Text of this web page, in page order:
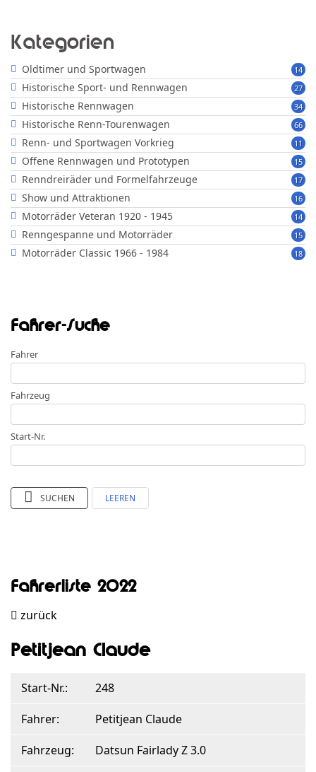
Kategorien
14
Oldtimer und Sportwagen
27
Historische Sport- und Rennwagen
34
Historische Rennwagen
66
Historische Renn-Tourenwagen
11
Renn- und Sportwagen Vorkrieg
15
Offene Rennwagen und Prototypen
17
Renndreiräder und Formelfahrzeuge
16
Show und Attraktionen
14
Motorräder Veteran 1920 - 1945
15
Renngespanne und Motorräder
18
Motorräder Classic 1966 - 1984
Fahrer-Suche
Fahrer
Fahrzeug
Start-Nr.
SUCHEN LEEREN
Fahrerliste 2022
zurück
Petitjean Claude
Start-Nr.:
248
Fahrer:
Petitjean Claude
Fahrzeug:
Datsun Fairlady Z 3.0